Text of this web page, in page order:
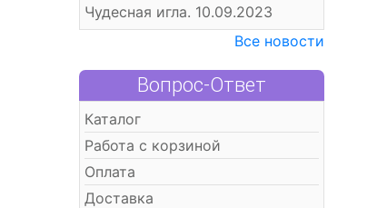
Чудесная игла. 10.09.2023
Все новости
Вопрос-Ответ
Каталог
Работа с корзиной
Оплата
Доставка